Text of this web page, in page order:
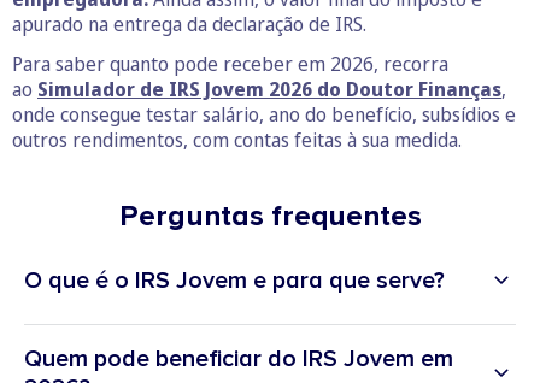
apurado na entrega da declaração de IRS.
Para saber quanto pode receber em 2026, recorra
ao Simulador de IRS Jovem 2026 do Doutor Finanças,
onde consegue testar salário, ano do benefício, subsídios e
outros rendimentos, com contas feitas à sua medida.
Perguntas frequentes
O que é o IRS Jovem e para que serve?
Quem pode beneficiar do IRS Jovem em